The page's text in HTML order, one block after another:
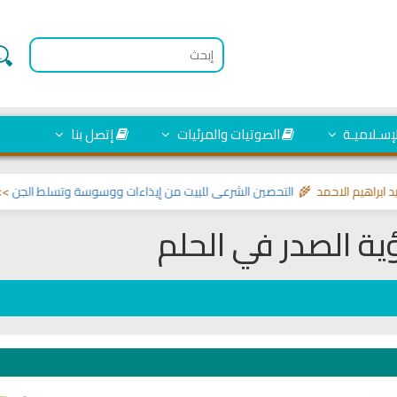
الصوتيات والمرئيات إتصل بنا
التحصين الشرعي للبيت من إيذاءات ووسوسة وتسلط الجن>> الاحمد 🌾
الصدر في الحلم